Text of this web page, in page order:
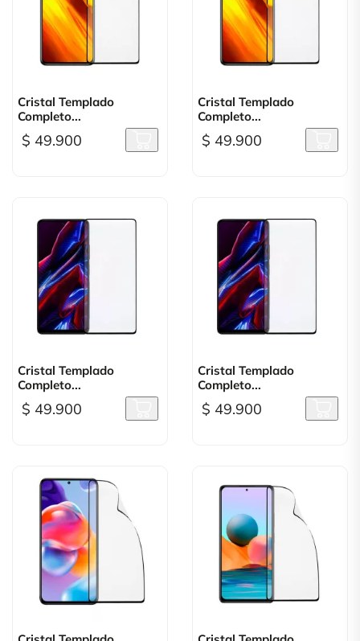
Cristal Templado
Completo...
$ 49.900
Cristal Templado
Completo...
$ 49.900
Cristal Templado
Completo...
$ 49.900
Cristal Templado
Completo...
$ 49.900